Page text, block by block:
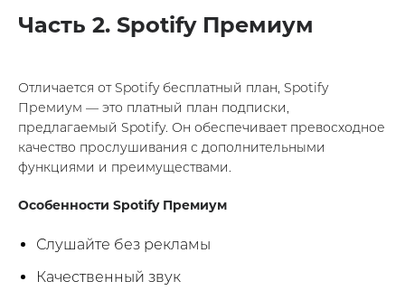
Часть 2. Spotify Премиум
Отличается от Spotify бесплатный план, Spotify
Премиум — это платный план подписки,
предлагаемый Spotify. Он обеспечивает превосходное
качество прослушивания с дополнительными
функциями и преимуществами.
Особенности Spotify Премиум
Слушайте без рекламы
Качественный звук